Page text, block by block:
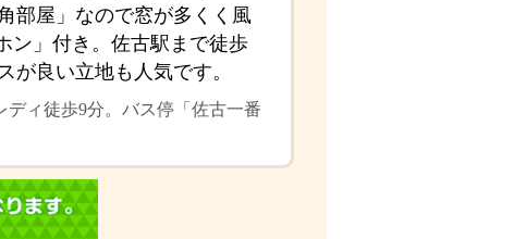
部屋」なので窓が多くく風
ン」付き。佐古駅まで徒歩
が良い立地も人気です。
ィ徒歩9分。バス停「佐古一番